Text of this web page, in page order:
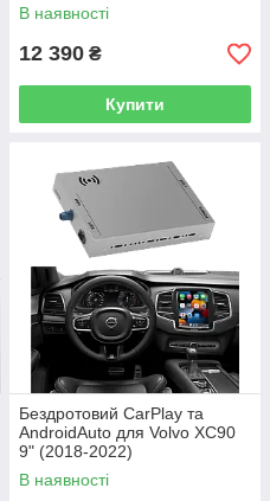
В наявності
12 390 ₴
Купити
Бездротовий CarPlay та
AndroidAuto для Volvo XC90
9" (2018-2022)
В наявності